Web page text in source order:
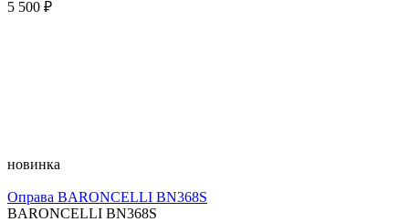
5 500 ₽
новинка
Оправа BARONCELLI BN368S
BARONCELLI BN368S